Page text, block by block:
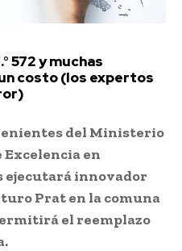
572 y muchas
costo (los expertos
del Ministerio
Excelencia en
ejecutará innovador
Prat en la comuna
el reemplazo